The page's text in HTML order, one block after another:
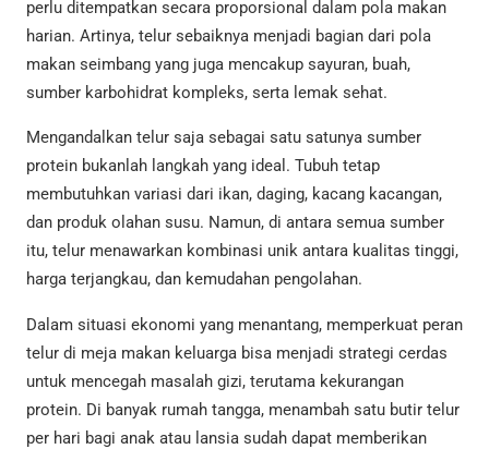
perlu ditempatkan secara proporsional dalam pola makan
harian. Artinya, telur sebaiknya menjadi bagian dari pola
makan seimbang yang juga mencakup sayuran, buah,
sumber karbohidrat kompleks, serta lemak sehat.
Mengandalkan telur saja sebagai satu satunya sumber
protein bukanlah langkah yang ideal. Tubuh tetap
membutuhkan variasi dari ikan, daging, kacang kacangan,
dan produk olahan susu. Namun, di antara semua sumber
itu, telur menawarkan kombinasi unik antara kualitas tinggi,
harga terjangkau, dan kemudahan pengolahan.
Dalam situasi ekonomi yang menantang, memperkuat peran
telur di meja makan keluarga bisa menjadi strategi cerdas
untuk mencegah masalah gizi, terutama kekurangan
protein. Di banyak rumah tangga, menambah satu butir telur
per hari bagi anak atau lansia sudah dapat memberikan